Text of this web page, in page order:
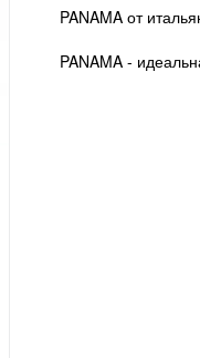
PANAMA от
PANAMA -